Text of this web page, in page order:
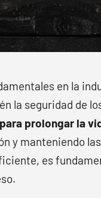
en la
la seguridad de
prolongar la
y manteniendo
es